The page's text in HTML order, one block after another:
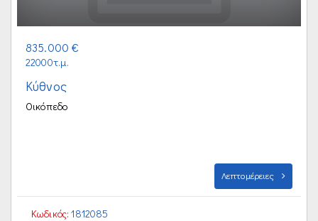
835.000 €
22000τ.μ.
Κύθνος
Οικόπεδο
Λεπτομέρειες
Κωδικός: 1812085